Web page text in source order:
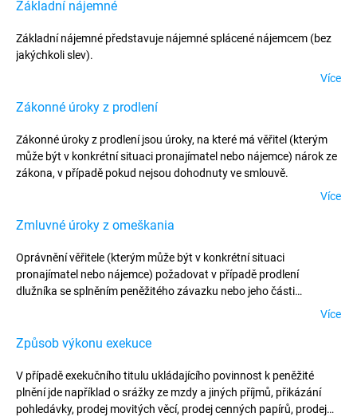
Základní nájemné
Základní nájemné představuje nájemné splácené nájemcem (bez
jakýchkoli slev).
Více
Zákonné úroky z prodlení
Zákonné úroky z prodlení jsou úroky, na které má věřitel (kterým
může být v konkrétní situaci pronajímatel nebo nájemce) nárok ze
zákona, v případě pokud nejsou dohodnuty ve smlouvě.
Více
Zmluvné úroky z omeškania
Oprávnění věřitele (kterým může být v konkrétní situaci
pronajímatel nebo nájemce) požadovat v případě prodlení
dlužníka se splněním peněžitého závazku nebo jeho části
Více
Způsob výkonu exekuce
V případě exekučního titulu ukládajícího povinnost k peněžité
plnění jde například o srážky ze mzdy a jiných příjmů, přikázání
pohledávky, prodej movitých věcí, prodej cenných papírů, prodej